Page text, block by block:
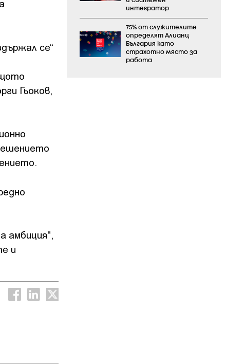
се“
Гьоков,
амбиция",
и
интегратор
75% от служителите
определят Алианц
България като
страхотно място за
работа